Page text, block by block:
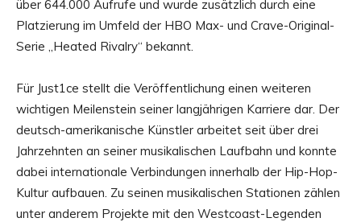
über 644.000 Aufrufe und wurde zusätzlich durch eine
Platzierung im Umfeld der HBO Max- und Crave-Original-
Serie „Heated Rivalry“ bekannt.
Für Just1ce stellt die Veröffentlichung einen weiteren
wichtigen Meilenstein seiner langjährigen Karriere dar. Der
deutsch-amerikanische Künstler arbeitet seit über drei
Jahrzehnten an seiner musikalischen Laufbahn und konnte
dabei internationale Verbindungen innerhalb der Hip-Hop-
Kultur aufbauen. Zu seinen musikalischen Stationen zählen
unter anderem Projekte mit den Westcoast-Legenden